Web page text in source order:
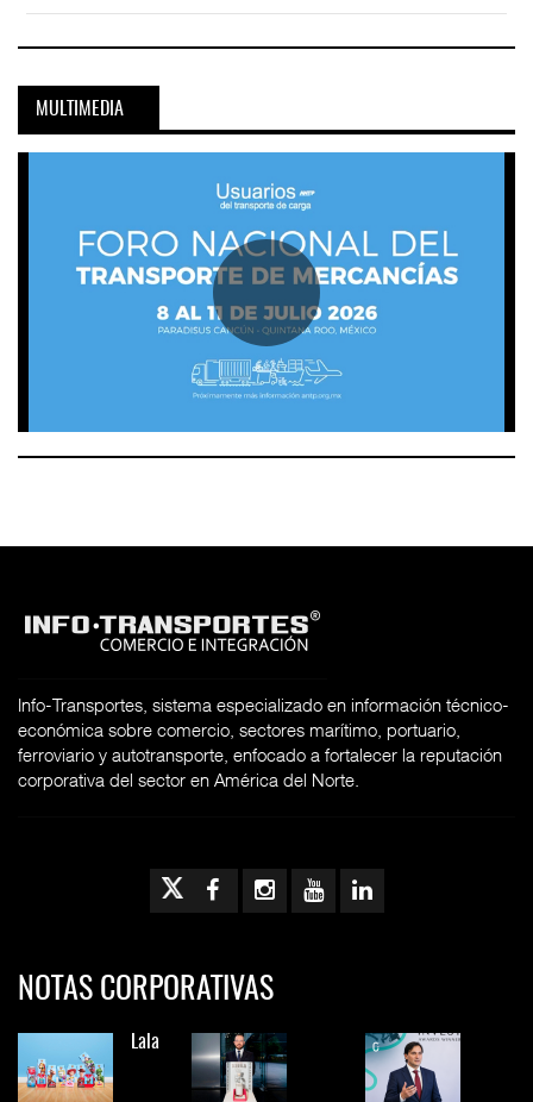
MULTIMEDIA
Info-Transportes, sistema especializado en información técnico-
económica sobre comercio, sectores marítimo, portuario,
ferroviario y autotransporte, enfocado a fortalecer la reputación
corporativa del sector en América del Norte.
NOTAS CORPORATIVAS
Lala